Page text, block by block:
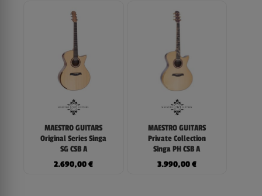
MAESTRO GUITARS
Original Series Singa
SG CSB A
2.690,00€
MAESTRO GUITARS
Private Collection
Singa PH CSB A
3.990,00€